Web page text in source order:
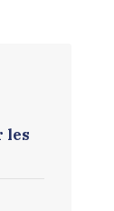
les